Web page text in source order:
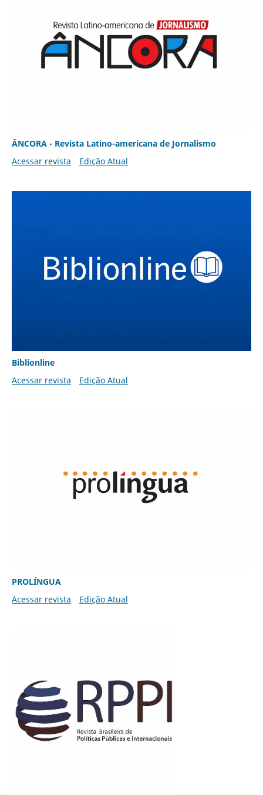
ÂNCORA - Revista Latino-americana de Jornalismo
Acessar revista
Edição Atual
Biblionline
Acessar revista
Edição Atual
PROLÍNGUA
Acessar revista
Edição Atual